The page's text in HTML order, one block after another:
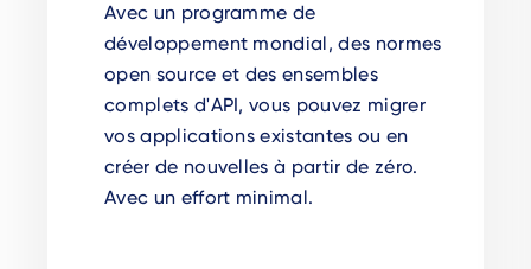
Avec un programme de
développement mondial, des normes
open source et des ensembles
complets d'API, vous pouvez migrer
vos applications existantes ou en
créer de nouvelles à partir de zéro.
Avec un effort minimal.